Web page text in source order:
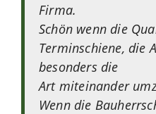
Firma.
Schön wenn die
Terminschiene, die
besonders die
Art miteinander
Wenn die